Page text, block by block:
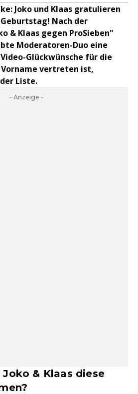
Joko und Klaas gratulieren
Nach der
& Klaas gegen ProSieben"
Moderatoren-Duo eine
Glückwünsche für die
Vorname vertreten ist,
Liste.
- Anzeige -
& Klaas diese